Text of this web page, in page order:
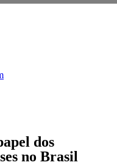
dos
no Brasil